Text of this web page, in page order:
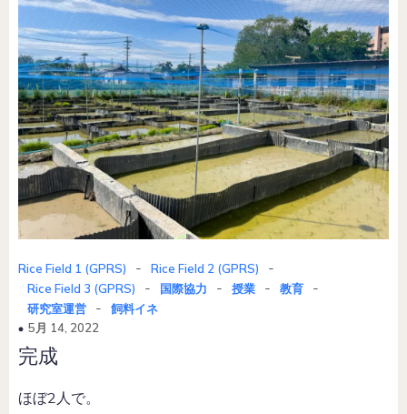
Rice Field 1 (GPRS) - Rice Field 2 (GPRS) -
Rice Field 3 (GPRS) - 国際協力 - 授業 - 教育 -
研究室運営 -
飼料イネ
5月 14, 2022
完成
ほぼ2人で。